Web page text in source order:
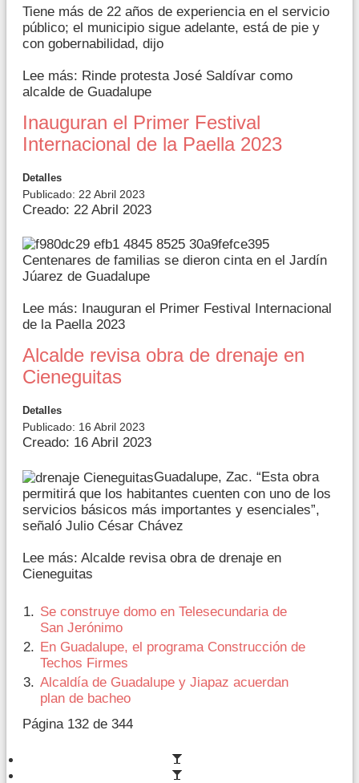
Tiene más de 22 años de experiencia en el servicio
público; el municipio sigue adelante, está de pie y
con gobernabilidad, dijo
Lee más: Rinde protesta José Saldívar como
alcalde de Guadalupe
Inauguran el Primer Festival
Internacional de la Paella 2023
Detalles
Publicado: 22 Abril 2023
Creado: 22 Abril 2023
Centenares de familias se dieron cinta en el Jardín
Júarez de Guadalupe
Lee más: Inauguran el Primer Festival Internacional
de la Paella 2023
Alcalde revisa obra de drenaje en
Cieneguitas
Detalles
Publicado: 16 Abril 2023
Creado: 16 Abril 2023
Guadalupe, Zac. “Esta obra
permitirá que los habitantes cuenten con uno de los
servicios básicos más importantes y esenciales”,
señaló Julio César Chávez
Lee más: Alcalde revisa obra de drenaje en
Cieneguitas
Se construye domo en Telesecundaria de
San Jerónimo
En Guadalupe, el programa Construcción de
Techos Firmes
Alcaldía de Guadalupe y Jiapaz acuerdan
plan de bacheo
Página 132 de 344